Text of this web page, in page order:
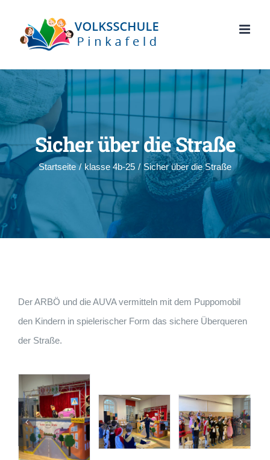
springen
Sicher über die Straße
Startseite / klasse 4b-25 / Sicher über die Straße
Der ARBÖ und die AUVA vermitteln mit dem Puppomobil
den Kindern in spielerischer Form das sichere Überqueren
der Straße.